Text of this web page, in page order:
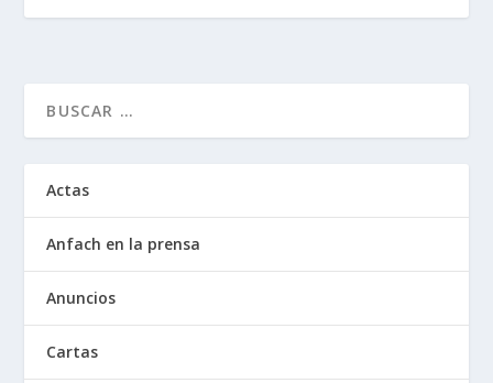
Actas
Anfach en la prensa
Anuncios
Cartas